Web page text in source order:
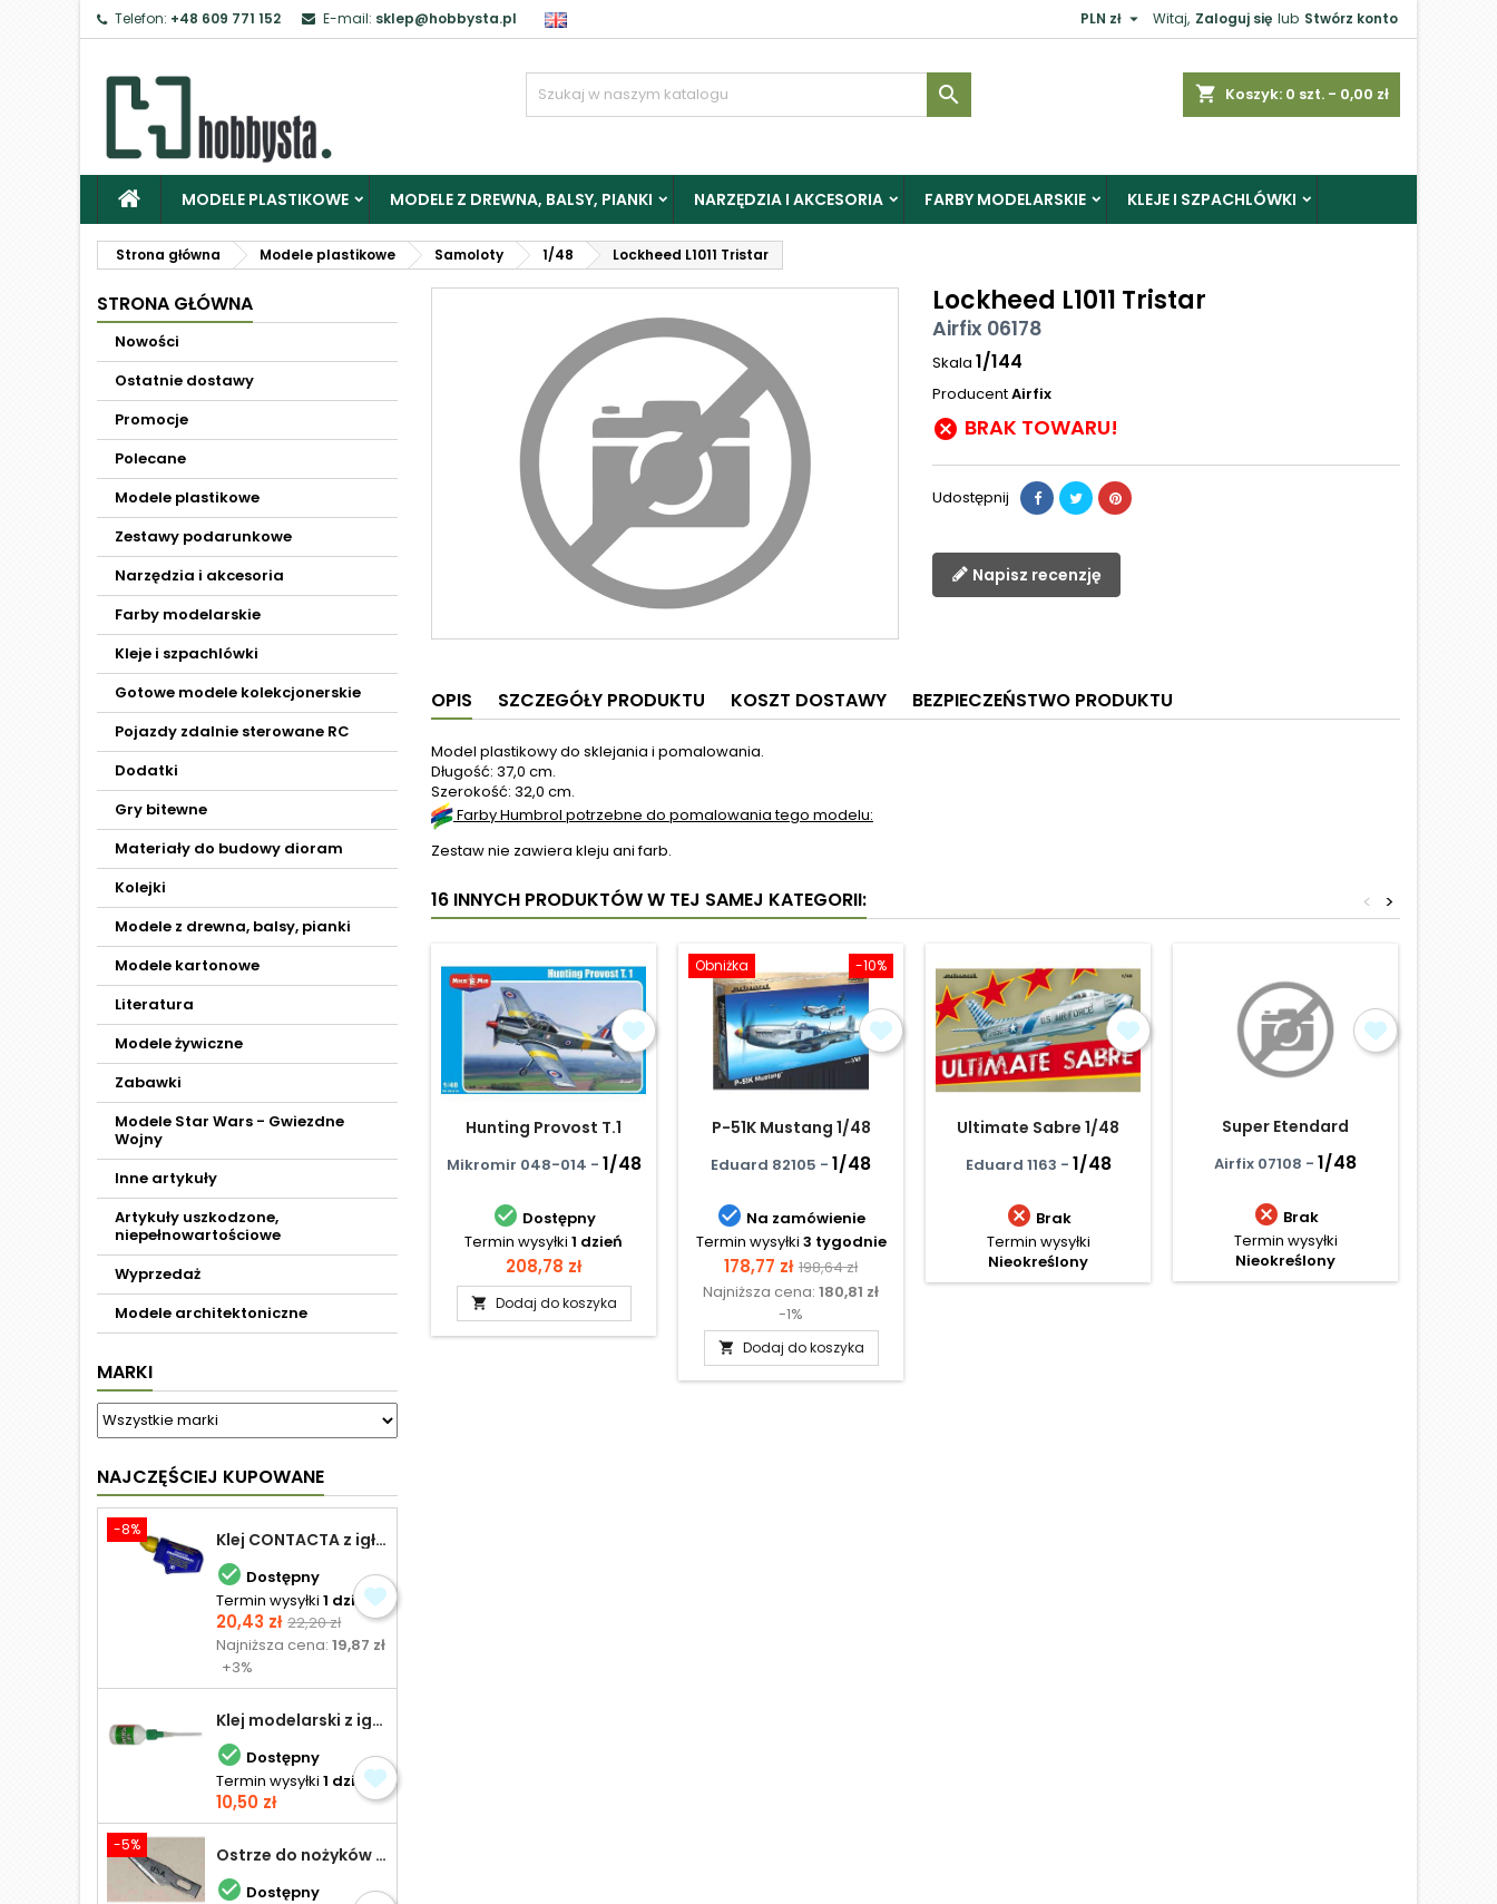
Telefon: +48 609 771 152 E-mail: sklep@hobbysta.pl Witaj, Zaloguj się lub Stwórz konto
PLN zł 
shopping_cart Koszyk: 0 szt. - 0,00 zł

MODELE PLASTIKOWE MODELE Z DREWNA, BALSY, PIANKI NARZĘDZIA I AKCESORIA FARBY MODELARSKIE KLEJE I SZPACHLÓWKI
Strona główna Modele plastikowe Samoloty 1/48 Lockheed L1011 Tristar
STRONA GŁÓWNA
Nowości
Ostatnie dostawy
Promocje
Polecane
Modele plastikowe
Zestawy podarunkowe
Narzędzia i akcesoria
Farby modelarskie
Kleje i szpachlówki
Gotowe modele kolekcjonerskie
Pojazdy zdalnie sterowane RC
Dodatki
Gry bitewne
Materiały do budowy dioram
Kolejki
Modele z drewna, balsy, pianki
Modele kartonowe
Literatura
Modele żywiczne
Zabawki
Modele Star Wars - Gwiezdne
Wojny
Inne artykuły
Artykuły uszkodzone,
niepełnowartościowe
Wyprzedaż
Modele architektoniczne
MARKI
NAJCZĘŚCIEJ KUPOWANE
-8% Klej CONTACTA z igłą do plastiku 25,0 g
 Dostępny
Termin wysyłki 1 dzień
Cena
20,43 zł Cena
podstawowa
22,20 zł
Najniższa cena:19,87 zł
+3%
Klej modelarski z igłą 30 ml
 Dostępny
Termin wysyłki 1 dzień
Cena
10,50 zł
-5% Ostrze do nożyków Excel
 Dostępny
Lockheed L1011 Tristar
Airfix 06178
Skala 1/144
ProducentAirfix
 BRAK TOWARU!
Udostępnij
Napisz recenzję
OPIS SZCZEGÓŁY PRODUKTU KOSZT DOSTAWY BEZPIECZEŃSTWO PRODUKTU
Model plastikowy do sklejania i pomalowania.
Długość: 37,0 cm.
Szerokość: 32,0 cm.
Farby Humbrol potrzebne do pomalowania tego modelu:
Zestaw nie zawiera kleju ani farb.
16 INNYCH PRODUKTÓW W TEJ SAMEJ KATEGORII: >
<
Hunting Provost T.1
Mikromir 048-014 - 1/48
 Dostępny
Termin wysyłki 1 dzień
Cena
208,78 zł
 Dodaj do koszyka
-10%
Obniżka
P-51K Mustang 1/48
Eduard 82105 - 1/48
 Na zamówienie
Termin wysyłki 3 tygodnie
Cena
178,77 zł Cena
podstawowa
198,64 zł
Najniższa cena: 180,81 zł
-1%
 Dodaj do koszyka
Ultimate Sabre 1/48
Eduard 1163 - 1/48
 Brak
Termin wysyłki
Nieokreślony
Super Etendard
Airfix 07108 - 1/48
 Brak
Termin wysyłki
Nieokreślony